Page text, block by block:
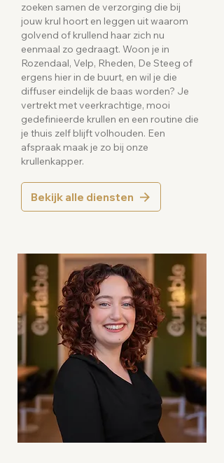
zoeken samen de verzorging die bij
jouw krul hoort en leggen uit waarom
golvend of krullend haar zich nu
eenmaal zo gedraagt. Woon je in
Rozendaal, Velp, Rheden, De Steeg of
ergens hier in de buurt, en wil je die
diffuser eindelijk de baas worden? Je
vertrekt met veerkrachtige, mooi
gedefinieerde krullen en een routine die
je thuis zelf blijft volhouden. Een
afspraak maak je zo bij onze
krullenkapper.
Bekijk alle diensten